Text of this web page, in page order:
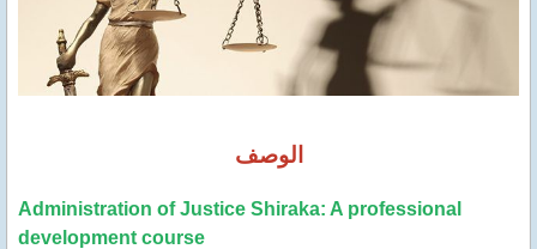
الوصف
Administration of Justice Shiraka: A professional
development course